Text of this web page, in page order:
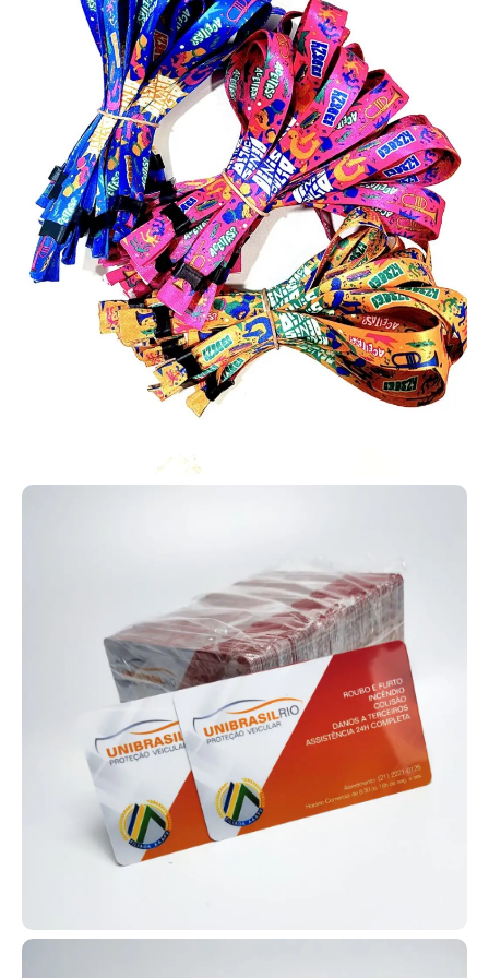
tirantes para crachá personalizadoscombinam
funcionalidade, conforto e divulgação da marca. Mantêm a
identificação sempre visível, facilitam processos de controle de
acesso e valorizam a apresentação dos colaboradores. Com
opções de personalização em cores, logotipos e textos, são uma
excelente escolha para diferentes segmentos e aplicações.
Cordinhas personalizadas para identificação.
As cordinhas para crachá personalizadas são ideais para
organizações que buscam mais praticidade e segurança na
identificação. Além de manter o crachá sempre visível, contribuem
para a organização e controle de acesso em ambientes
corporativos.
Cordões de identificação personalizados para
Os cordões personalizados para crachá unem funcionalidade e
excelente acabamento, conforto e durabilidade, sendo ideais para
empresas, eventos, feiras, escolas, hospitais e indústrias. Com
eles, sua equipe fica padronizada e sua marca ganha mais